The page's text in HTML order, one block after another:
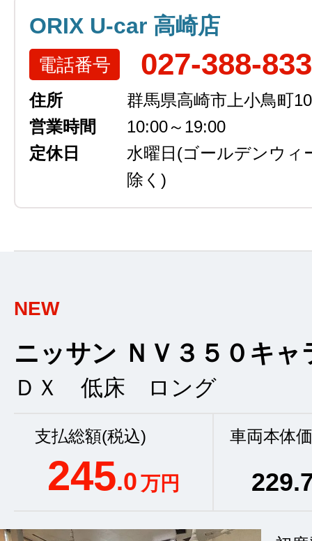
ORIX U-car 高崎店
電話番号 027-388-
住所
群馬県高崎市上小鳥町
営業時間
10:00～19:00
定休日
水曜日 (ゴールデンウィ
除く)
NEW
ニッサン ＮＶ３５０キ
ＤＸ 低床 ロング
支払総額(税込)
245.0万円
車両本体
229